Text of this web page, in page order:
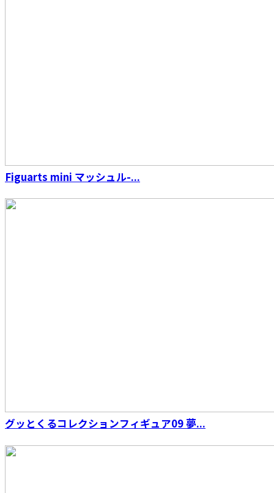
Figuarts mini マッシュル-...
グッとくるコレクションフィギュア09 夢...